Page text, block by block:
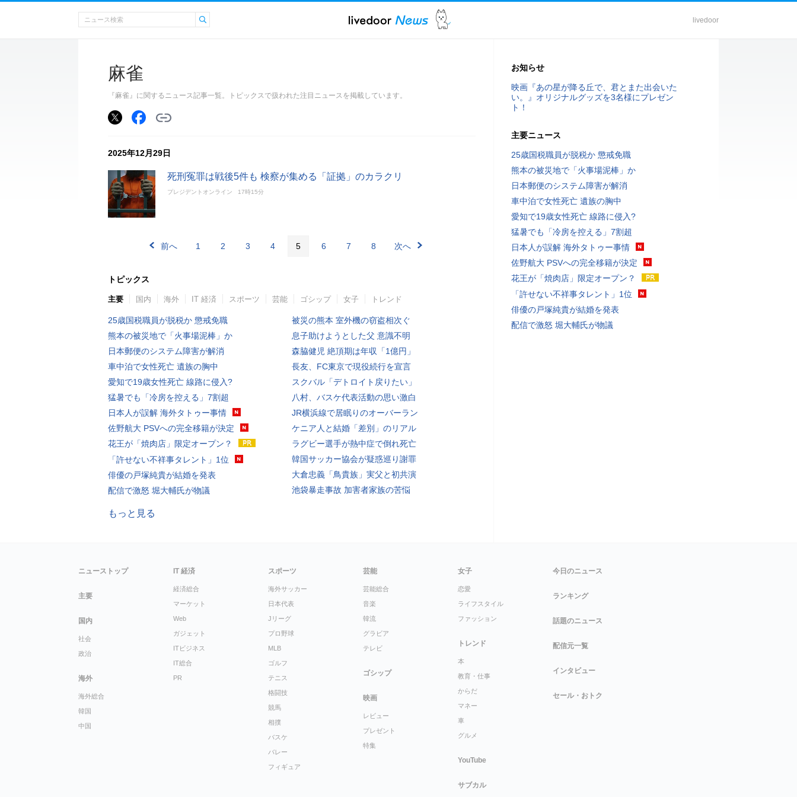
livedoor
麻雀
『麻雀』に関するニュース記事一覧。トピックスで扱われた注目ニュースを掲載しています。
2025年12月29日
死刑冤罪は戦後5件も 検察が集める「証拠」のカラクリ
プレジデントオンライン 17時15分
前へ 1 2 3 4 5 6 7 8 次へ
トピックス
主要 国内 海外 IT 経済 スポーツ 芸能 ゴシップ 女子 トレンド
25歳国税職員が脱税か 懲戒免職
熊本の被災地で「火事場泥棒」か
日本郵便のシステム障害が解消
車中泊で女性死亡 遺族の胸中
愛知で19歳女性死亡 線路に侵入?
猛暑でも「冷房を控える」7割超
日本人が誤解 海外タトゥー事情
佐野航大 PSVへの完全移籍が決定
花王が「焼肉店」限定オープン？
「許せない不祥事タレント」1位
俳優の戸塚純貴が結婚を発表
配信で激怒 堀大輔氏が物議
被災の熊本 室外機の窃盗相次ぐ
息子助けようとした父 意識不明
森脇健児 絶頂期は年収「1億円」
長友、FC東京で現役続行を宣言
スクバル「デトロイト戻りたい」
八村、バスケ代表活動の思い激白
JR横浜線で居眠りのオーバーラン
ケニア人と結婚「差別」のリアル
ラグビー選手が熱中症で倒れ死亡
韓国サッカー協会が疑惑巡り謝罪
大倉忠義「鳥貴族」実父と初共演
池袋暴走事故 加害者家族の苦悩
もっと見る
お知らせ
映画『あの星が降る丘で、君とまた出会いた
い。』オリジナルグッズを3名様にプレゼン
ト！
主要ニュース
25歳国税職員が脱税か 懲戒免職
熊本の被災地で「火事場泥棒」か
日本郵便のシステム障害が解消
車中泊で女性死亡 遺族の胸中
愛知で19歳女性死亡 線路に侵入?
猛暑でも「冷房を控える」7割超
日本人が誤解 海外タトゥー事情
佐野航大 PSVへの完全移籍が決定
花王が「焼肉店」限定オープン？
「許せない不祥事タレント」1位
俳優の戸塚純貴が結婚を発表
配信で激怒 堀大輔氏が物議
ニューストップ
主要
国内
社会
政治
海外
海外総合
韓国
中国
IT 経済
経済総合
マーケット
Web
ガジェット
ITビジネス
IT総合
PR
スポーツ
海外サッカー
日本代表
Jリーグ
プロ野球
MLB
ゴルフ
テニス
格闘技
競馬
相撲
バスケ
バレー
フィギュア
芸能
芸能総合
音楽
韓流
グラビア
テレビ
ゴシップ
映画
レビュー
プレゼント
特集
女子
恋愛
ライフスタイル
ファッション
トレンド
本
教育・仕事
からだ
マネー
車
グルメ
YouTube
サブカル
今日のニュース
ランキング
話題のニュース
配信元一覧
インタビュー
セール・おトク